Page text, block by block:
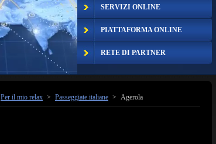
Per il mio relax > Passeggiate italiane > Agerola
SERVIZI ONLINE
PIATTAFORMA ONLINE
RETE DI PARTNER